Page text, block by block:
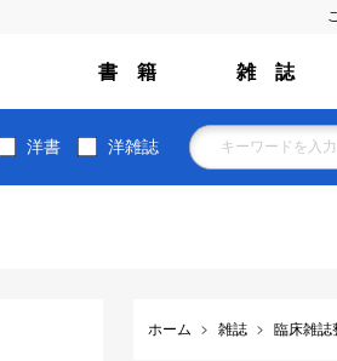
書 籍 雑 誌
洋書 洋雑誌
ホーム 雑誌 臨床雑誌